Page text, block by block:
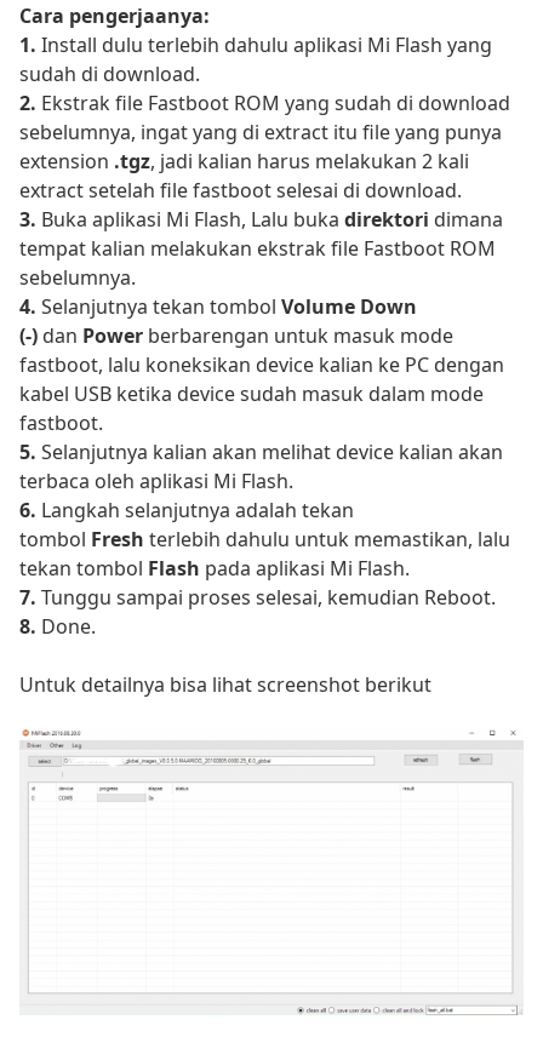
Cara pengerjaanya:
1. Install dulu terlebih dahulu aplikasi Mi Flash yang
sudah di download.
2. Ekstrak file Fastboot ROM yang sudah di download
sebelumnya, ingat yang di extract itu file yang punya
extension .tgz, jadi kalian harus melakukan 2 kali
extract setelah file fastboot selesai di download.
3. Buka aplikasi Mi Flash, Lalu buka direktori dimana
tempat kalian melakukan ekstrak file Fastboot ROM
sebelumnya.
4. Selanjutnya tekan tombol Volume Down
(-) dan Power berbarengan untuk masuk mode
fastboot, lalu koneksikan device kalian ke PC dengan
kabel USB ketika device sudah masuk dalam mode
fastboot.
5. Selanjutnya kalian akan melihat device kalian akan
terbaca oleh aplikasi Mi Flash.
6. Langkah selanjutnya adalah tekan
tombol Fresh terlebih dahulu untuk memastikan, lalu
tekan tombol Flash pada aplikasi Mi Flash.
7. Tunggu sampai proses selesai, kemudian Reboot.
8. Done.
Untuk detailnya bisa lihat screenshot berikut